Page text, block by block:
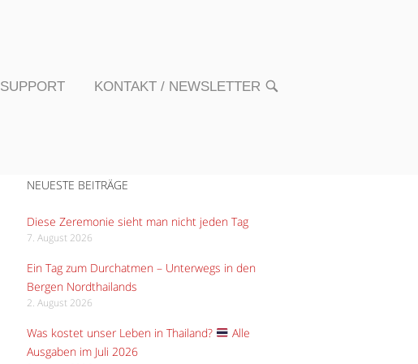
SUPPORT KONTAKT / NEWSLETTER OPEN
NEUESTE BEITRÄGE
Diese Zeremonie sieht man nicht jeden Tag
7. August 2026
Ein Tag zum Durchatmen – Unterwegs in den
Bergen Nordthailands
2. August 2026
Was kostet unser Leben in Thailand?
Alle
Ausgaben im Juli 2026